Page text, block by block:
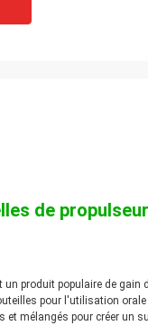
de
produit populaire de
pour l'utilisation
mélangés pour créer un